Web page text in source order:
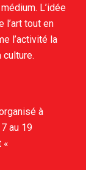
L’idée
l’art tout en
l’activité la
culture.
à
au 19
«